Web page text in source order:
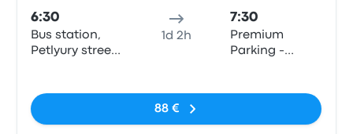
6:30
Bus station,
Petlyury street,
1d 2h
7:30
Premium
Parking -
88 €